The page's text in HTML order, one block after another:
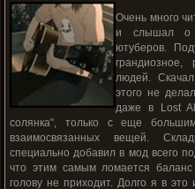
Очень много
и слышал о
ютуберов.
людей.
этого не
даже в Lost
солянка", только с еще
взаимосвязанных вещей.
специально добавил в мод всего
что этим самым ломается баланс
голову не приходит. Долго я в